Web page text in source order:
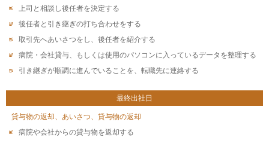
上司と相談し後任者を決定する
後任者と引き継ぎの打ち合わせをする
取引先へあいさつをし、後任者を紹介する
病院・会社貸与、もしくは使用のパソコンに入っているデータを整理する
引き継ぎが順調に進んでいることを、転職先に連絡する
最終出社日
貸与物の返却、あいさつ、貸与物の返却
病院や会社からの貸与物を返却する